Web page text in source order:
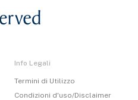
Info Legali
Termini di Utilizzo
Condizioni d'uso/Disclaimer